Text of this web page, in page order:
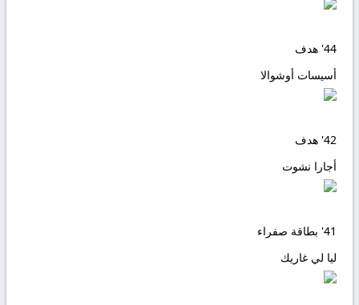
44' هدف
أسيسات أوشوالا
42' هدف
أجارا نشوت
41' بطاقة صفراء
ليا لي غاريك